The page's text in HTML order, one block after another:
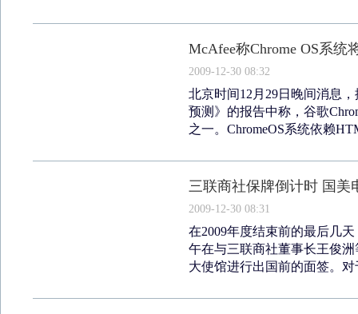
McAfee称Chrome OS系统
2009-12-30 08:32
北京时间12月29日晚间消息
预测》的报告中称，谷歌
之一。ChromeOS系统依赖
三联商社保牌倒计时 国美
2009-12-30 08:31
在2009年度结束前的最后几
午在与三联商社董事长王俊
大使馆进行出国前的面签。